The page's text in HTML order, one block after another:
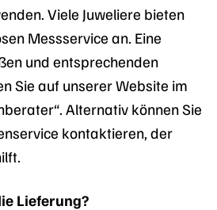
Viele Juweliere bieten
Messservice an. Eine
und entsprechenden
Sie auf unserer Website im
Alternativ können Sie
kontaktieren, der
Lieferung?